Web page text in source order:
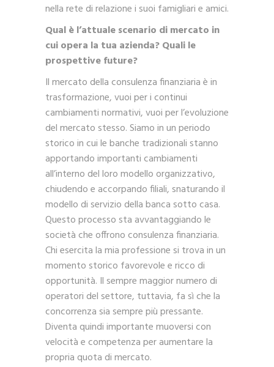
nella rete di relazione i suoi famigliari e amici.
Qual è l’attuale scenario di mercato in
cui opera la tua azienda? Quali le
prospettive future?
Il mercato della consulenza finanziaria è in
trasformazione, vuoi per i continui
cambiamenti normativi, vuoi per l’evoluzione
del mercato stesso. Siamo in un periodo
storico in cui le banche tradizionali stanno
apportando importanti cambiamenti
all’interno del loro modello organizzativo,
chiudendo e accorpando filiali, snaturando il
modello di servizio della banca sotto casa.
Questo processo sta avvantaggiando le
società che offrono consulenza finanziaria.
Chi esercita la mia professione si trova in un
momento storico favorevole e ricco di
opportunità. Il sempre maggior numero di
operatori del settore, tuttavia, fa sì che la
concorrenza sia sempre più pressante.
Diventa quindi importante muoversi con
velocità e competenza per aumentare la
propria quota di mercato.